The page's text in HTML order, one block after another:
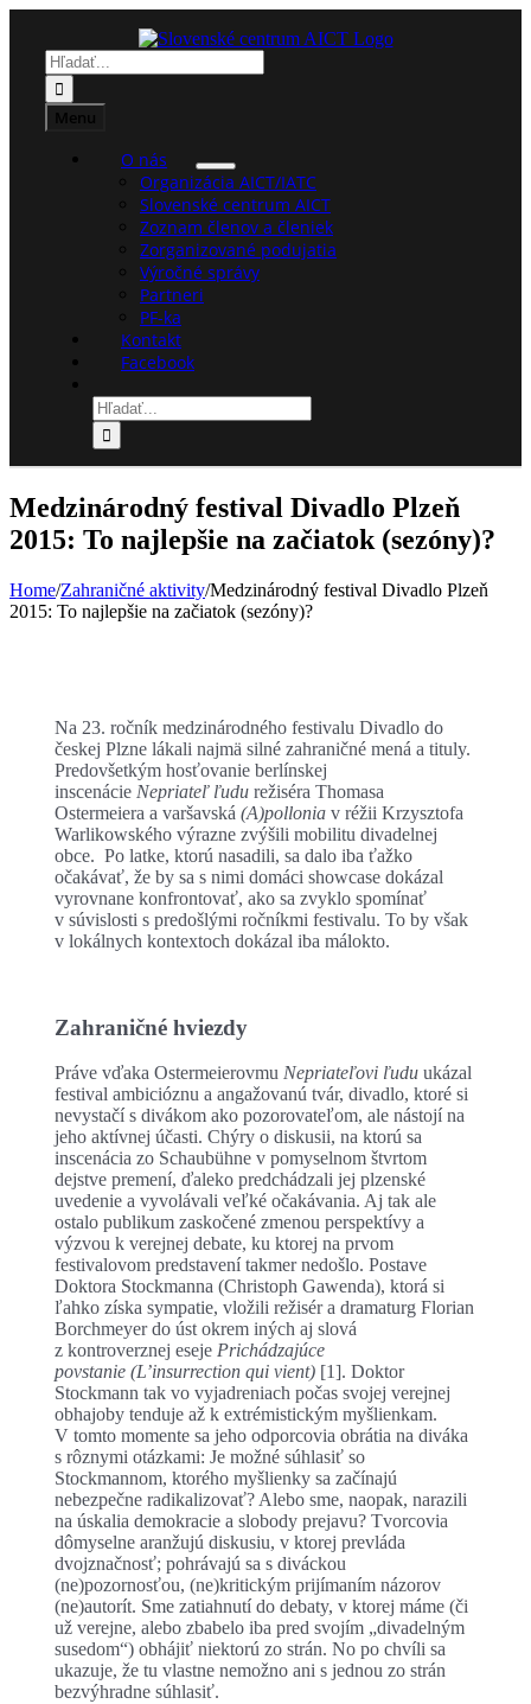
obsahuHľadať:
Menu
O nás
Organizácia AICT/IATC
Slovenské centrum AICT
Zoznam členov a členiek
Zorganizované podujatia
Výročné správy
Partneri
PF-ka
Kontakt
Facebook
Hľadať:
Medzinárodný festival Divadlo Plzeň
2015: To najlepšie na začiatok (sezóny)?
Home/Zahraničné aktivity/Medzinárodný festival Divadlo Plzeň
2015: To najlepšie na začiatok (sezóny)?
Na 23. ročník medzinárodného festivalu Divadlo do
českej Plzne lákali najmä silné zahraničné mená a tituly.
Predovšetkým hosťovanie berlínskej
inscenácie Nepriateľ ľudurežiséra Thomasa
Ostermeiera a varšavská (A)polloniav réžii Krzysztofa
Warlikowského výrazne zvýšili mobilitu divadelnej
obce. Po latke, ktorú nasadili, sa dalo iba ťažko
očakávať, že by sa s nimi domáci showcase dokázal
vyrovnane konfrontovať, ako sa zvyklo spomínať
v súvislosti s predošlými ročníkmi festivalu. To by však
v lokálnych kontextoch dokázal iba málokto.
Zahraničné hviezdy
Práve vďaka Ostermeierovmu Nepriateľovi ľuduukázal
festival ambicióznu a angažovanú tvár, divadlo, ktoré si
nevystačí s divákom ako pozorovateľom, ale nástojí na
jeho aktívnej účasti. Chýry o diskusii, na ktorú sa
inscenácia zo Schaubühne v pomyselnom štvrtom
dejstve premení, ďaleko predchádzali jej plzenské
uvedenie a vyvolávali veľké očakávania. Aj tak ale
ostalo publikum zaskočené zmenou perspektívy a
výzvou k verejnej debate, ku ktorej na prvom
festivalovom predstavení takmer nedošlo. Postave
Doktora Stockmanna (Christoph Gawenda), ktorá si
ľahko získa sympatie, vložili režisér a dramaturg Florian
Borchmeyer do úst okrem iných aj slová
z kontroverznej eseje Prichádzajúce
povstanie (L’insurrection qui vient)[1]. Doktor
Stockmann tak vo vyjadreniach počas svojej verejnej
obhajoby tenduje až k extrémistickým myšlienkam.
V tomto momente sa jeho odporcovia obrátia na diváka
s rôznymi otázkami: Je možné súhlasiť so
Stockmannom, ktorého myšlienky sa začínajú
nebezpečne radikalizovať? Alebo sme, naopak, narazili
na úskalia demokracie a slobody prejavu? Tvorcovia
dômyselne aranžujú diskusiu, v ktorej prevláda
dvojznačnosť; pohrávajú sa s diváckou
(ne)pozornosťou, (ne)kritickým prijímaním názorov
(ne)autorít. Sme zatiahnutí do debaty, v ktorej máme (či
už verejne, alebo zbabelo iba pred svojím „divadelným
susedom“) obhájiť niektorú zo strán. No po chvíli sa
ukazuje, že tu vlastne nemožno ani s jednou zo strán
bezvýhradne súhlasiť.